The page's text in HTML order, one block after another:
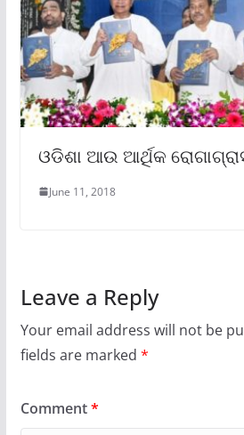
ଓଡିଶା ଆଉ ଆର୍ଥିକ
June 11, 2018
Leave a Reply
Your email address will not be
fields are marked *
Comment*